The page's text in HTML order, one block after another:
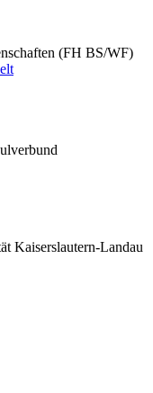
(FH BS/WF)
Kaiserslautern-Landau